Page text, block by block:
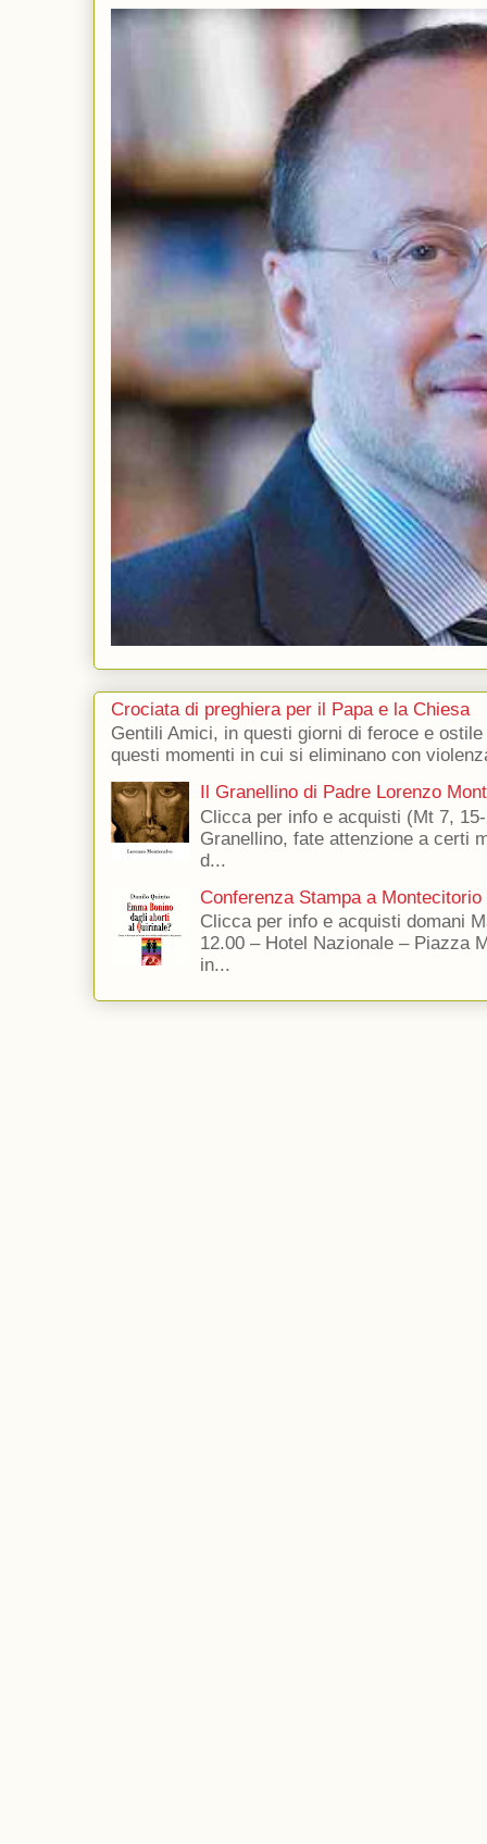
Crociata di preghiera per il Papa e la Chiesa
Gentili Amici, in questi giorni di feroce e
questi momenti in cui si eliminano con
Il Granellino di Padre Lorenzo
Clicca per info e acquisti (Mt 7,
Granellino, fate attenzione a certi
d...
Conferenza Stampa a Montecitorio
Clicca per info e acquisti domani
12.00 – Hotel Nazionale – Piazza
in...